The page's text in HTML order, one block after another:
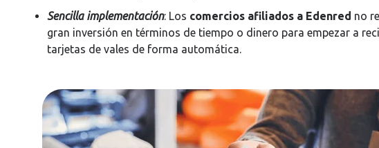
Sencilla implementación: Los comercios afiliados a Edenred no
gran inversión en términos de tiempo o dinero para empezar a
tarjetas de vales de forma automática.